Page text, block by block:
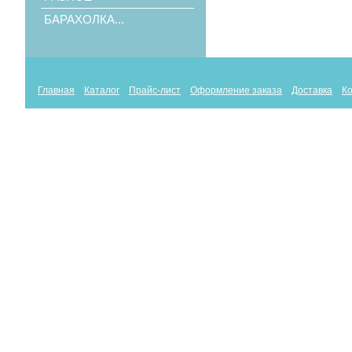
БАРАХОЛКА...
Главная Каталог Прайс-лист Оформление заказа Доставка